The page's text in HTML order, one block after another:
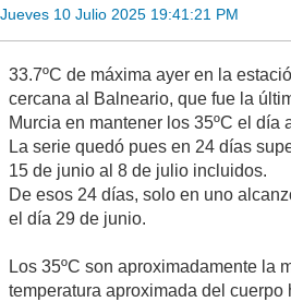
Jueves 10 Julio 2025 19:41:21 PM
33.7ºC de máxima ayer en la
cercana al Balneario, que fue la
Murcia en mantener los 35ºC el día
La serie quedó pues en 24 días
15 de junio al 8 de julio incluidos.
De esos 24 días, solo en uno
el día 29 de junio.
Los 35ºC son aproximadamente la
temperatura aproximada del cuerpo